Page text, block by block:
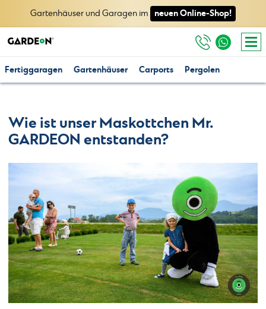
Gartenhäuser und Garagen im neuen Online-Shop!
Fertiggaragen Gartenhäuser Carports Pergolen
Wie ist unser Maskottchen Mr.
GARDEON entstanden?